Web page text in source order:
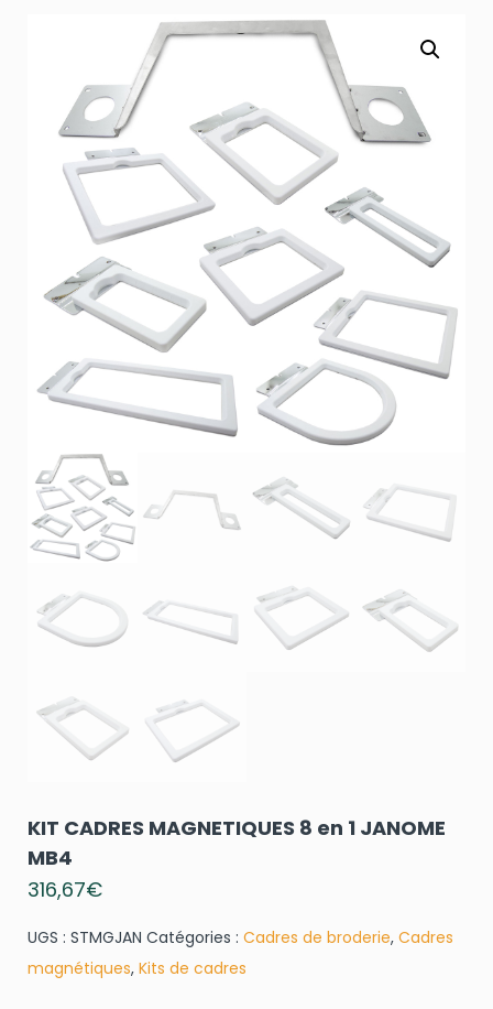
KIT CADRES MAGNETIQUES 8 en 1 JANOME
MB4
316,67€
UGS : STMGJAN Catégories : Cadres de broderie, Cadres
magnétiques, Kits de cadres